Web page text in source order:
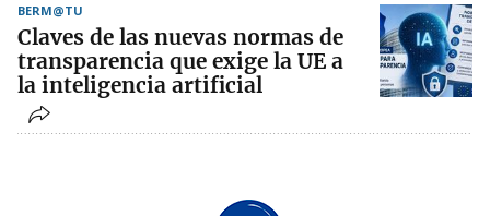
BERM@TU
Claves de las nuevas normas de
transparencia que exige la UE a
la inteligencia artificial